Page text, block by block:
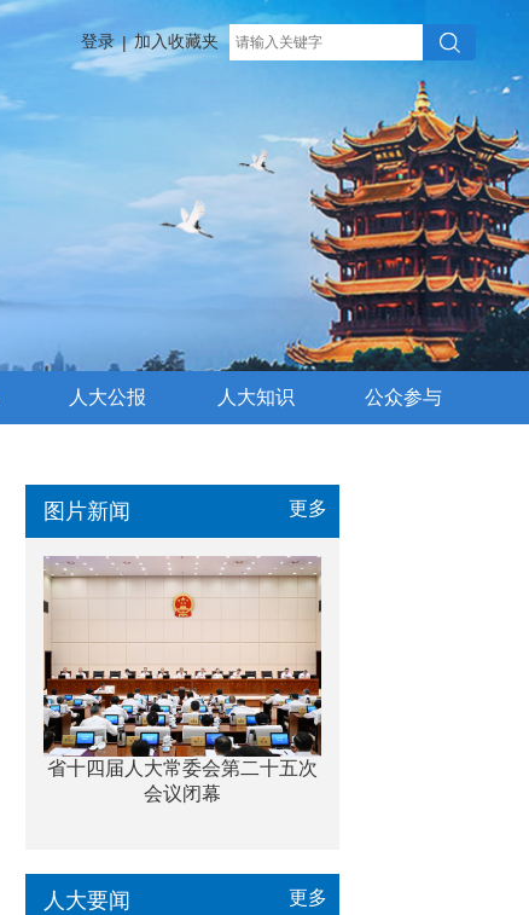
登录 | 加入收藏夹
人大公报 人大知识 公众参与
图片新闻 更多
省十四届人大常委会第二十五次
会议闭幕
人大要闻 更多